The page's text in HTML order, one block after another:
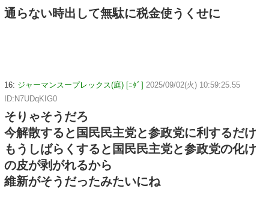
通らない時出して無駄に税金使うくせに
16: ジャーマンスープレックス(庭) [ﾆﾀﾞ] 2025/09/02(火) 10:59:25.55
ID:N7UDqKIG0
そりゃそうだろ
今解散すると国民民主党と参政党に利するだけ
もうしばらくすると国民民主党と参政党の化け
の皮が剥がれるから
維新がそうだったみたいにね